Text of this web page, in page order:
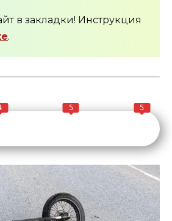
в закладки! Инструкция
.
5 5